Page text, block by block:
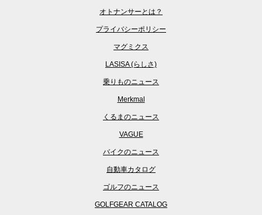
オトナンサーとは？
プライバシーポリシー
マグミクス
LASISA (らしさ)
乗りものニュース
Merkmal
くるまのニュース
VAGUE
バイクのニュース
自動車カタログ
ゴルフのニュース
GOLFGEAR CATALOG